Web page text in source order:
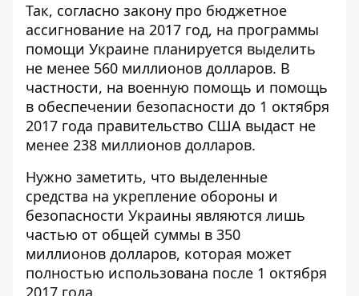
Так, согласно закону про бюджетное
ассигнование на 2017 год, на программы
помощи Украине планируется выделить
не менее 560 миллионов долларов. В
частности, на военную помощь и помощь
в обеспечении безопасности до 1 октября
2017 года правительство США выдаст не
менее 238 миллионов долларов.
Нужно заметить, что выделенные
средства на укрепление обороны и
безопасности Украины являются лишь
частью от общей суммы в 350
миллионов долларов, которая может
полностью использована после 1 октября
2017 года.